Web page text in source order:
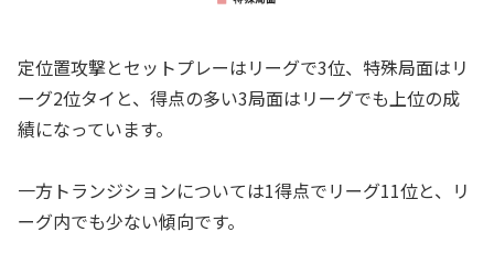
定位置攻撃とセットプレーはリーグで3位、特殊局面はリ
ーグ2位タイと、得点の多い3局面はリーグでも上位の成
績になっています。
一方トランジションについては1得点でリーグ11位と、リ
ーグ内でも少ない傾向です。